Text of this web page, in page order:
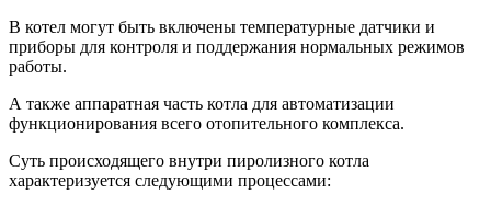
В котел могут быть включены температурные датчики и
приборы для контроля и поддержания нормальных режимов
работы.
А также аппаратная часть котла для автоматизации
функционирования всего отопительного комплекса.
Суть происходящего внутри пиролизного котла
характеризуется следующими процессами: